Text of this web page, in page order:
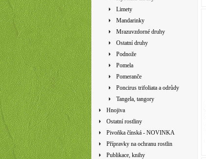
Limety
Mandarinky
Mrazuvzdorné druhy
Ostatní druhy
Podnože
Pomela
Pomeranče
Poncirus trifoliata a odrůdy
Tangela, tangory
Hnojiva
Ostatní rostliny
Pivoňka čínská - NOVINKA
Přípravky na ochranu rostlin
Publikace, knihy